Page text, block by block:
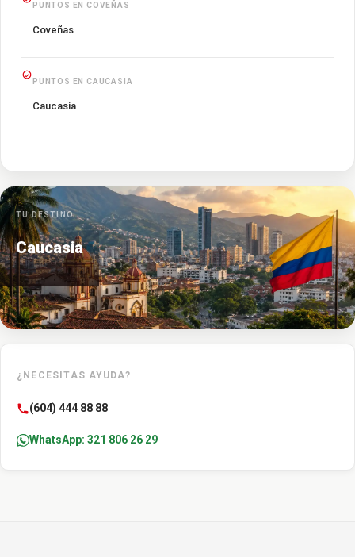
PUNTOS EN COVEÑAS
Coveñas
PUNTOS EN CAUCASIA
Caucasia
TU DESTINO
Caucasia
¿NECESITAS AYUDA?
(604) 444 88 88
WhatsApp: 321 806 26 29